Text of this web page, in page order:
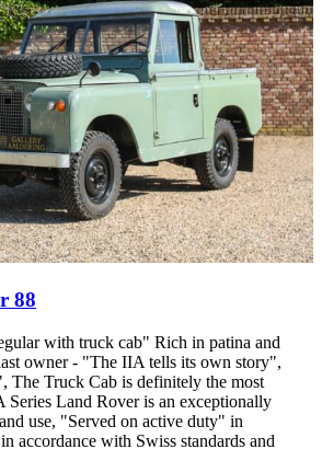
88
with truck cab" Rich in patina and
owner - "The IIA tells its own story",
Truck Cab is definitely the most
Series Land Rover is an exceptionally
use, "Served on active duty" in
accordance with Swiss standards and